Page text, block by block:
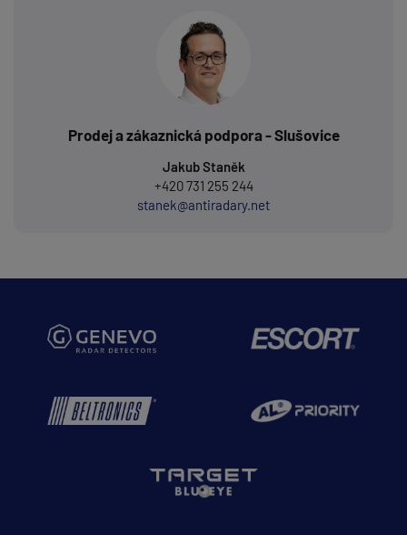
Prodej a zákaznická podpora - Slušovice
Jakub Staněk
+420 731 255 244
stanek@antiradary.net